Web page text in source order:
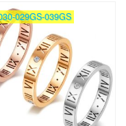
029GS-039GS